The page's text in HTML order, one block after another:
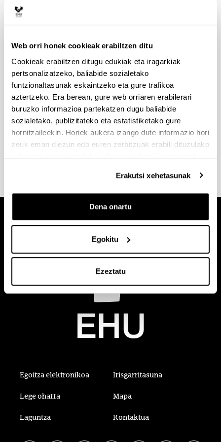
Web orri honek cookieak erabiltzen ditu
Cookieak erabiltzen ditugu edukiak eta iragarkiak
pertsonalizatzeko, baliabide sozialetako
funtzionaltasunak eskaintzeko eta gure trafikoa
aztertzeko. Era berean, gure web orriaren erabilerari
buruzko informazioa partekatzen dugu baliabide
sozialetako, publizitateko eta estatistiketako gure
hornitzaileekin. Horiek aukera izango dute informazio hori
zeuk eman diezun edo euren zerbitzuak erabili dituzulako
eskuratu duten bestelako informazio batekin uztartzeko.
Erakutsi xehetasunak
Dena onartu
Egokitu
Ezeztatu
Doktoregoaren prezioak
Doktoregoa egiteko prezioak
Salbuespenak eta murrizketak
Egoitza elektronikoa Irisgarritasuna
Lege oharra Mapa
Laguntza Kontaktua